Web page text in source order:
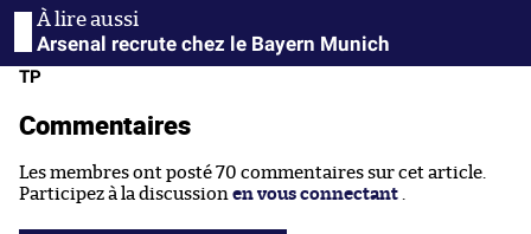
Arsenal recrute chez le Bayern Munich
TP
Commentaires
Les membres ont posté 70 commentaires sur cet article.
Participez à la discussion en vous connectant .